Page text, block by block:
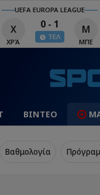
UEFA EUROPA LEAGUE
Χ
ΧΡΆ
0 - 1
ΤΕΛ
Μ
ΜΠΕ
ΒΙΝΤΕΟ
Βαθμολογία